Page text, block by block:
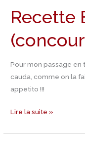
Recette
Pour mon passage en
cauda, comme on la
appetito !!!
Cauda
(concours
anniversaire)
Lire la suite »